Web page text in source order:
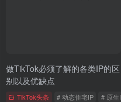
# 中国文化出海
做TikTok必须了解的各类IP的区
别以及优缺点
TikTok头条 # 动态住宅IP # 原生IP